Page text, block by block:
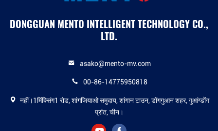
DONGGUAN MENTO INTELLIGENT TECHNOLOGY CO.,
LTD.
asako@mento-mv.com
00-86-14775950818
नहीं।1मिंक्सिंग1 रोड, शांगजियाओ समुदाय, शांगान टाउन, डोंगगुआन शहर, गुआंग्डोंग
प्रांत, चीन।